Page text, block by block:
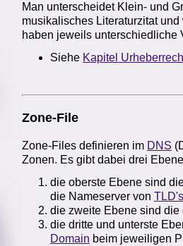
Man unterscheidet Klein- und
musikalisches Literaturzitat
haben jeweils unterschiedliche
Siehe Kapitel
Zone-File
Zone-Files definieren im DNS
Zonen. Es gibt dabei drei
die oberste Ebene sind
die Nameserver von TLD's
die zweite Ebene sind
die dritte und unterste
Domain beim jeweiligen